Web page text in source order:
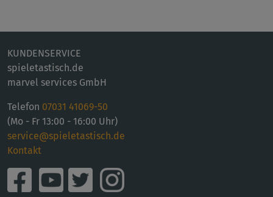
KUNDENSERVICE
spieletastisch.de
marvel services GmbH
Telefon 07031 41069-50
(Mo - Fr 13:00 - 16:00 Uhr)
service@spieletastisch.de
Kontakt